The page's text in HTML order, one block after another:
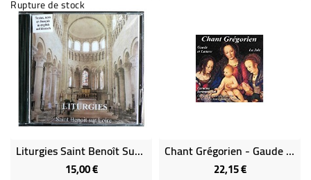
Rupture de stock
Liturgies Saint Benoît Sur Loire (CD)
15,00 €Prix
Chant Grégorien - Gaude Et Laetare - La Joie (CD)
22,15 €Prix